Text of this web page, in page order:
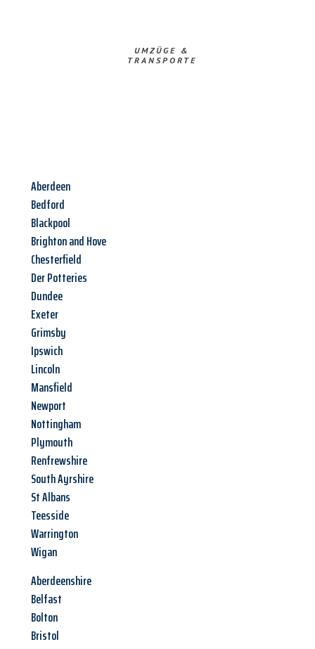
UMZÜGE &
TRANSPORTE
Aberdeen
Bedford
Blackpool
Brighton and Hove
Chesterfield
Der Potteries
Dundee
Exeter
Grimsby
Ipswich
Lincoln
Mansfield
Newport
Nottingham
Plymouth
Renfrewshire
South Ayrshire
St Albans
Teesside
Warrington
Wigan
Aberdeenshire
Belfast
Bolton
Bristol